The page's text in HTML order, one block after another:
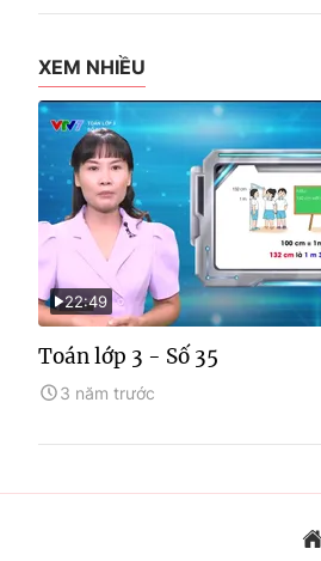
XEM NHIỀU
22:49
Toán lớp 3 - Số 35
3 năm trước